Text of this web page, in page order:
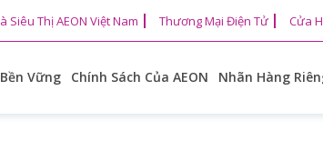
Vững Chính Sách Của AEON Nhãn Hàng
Siêu Thị AEON Việt Nam Thương Mại Điện Tử Cửa